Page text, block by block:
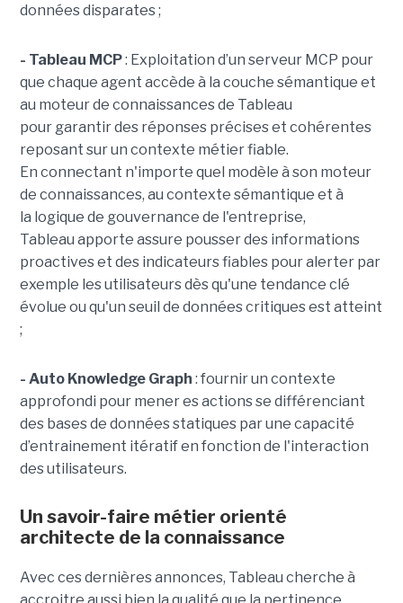
données disparates ;
- Tableau MCP: Exploitation d’un serveur MCP pour
que chaque agent accède à la couche sémantique et
au moteur de connaissances de Tableau
pour garantir des réponses précises et cohérentes
reposant sur un contexte métier fiable.
En connectant n'importe quel modèle à son moteur
de connaissances, au contexte sémantique et à
la logique de gouvernance de l'entreprise,
Tableau apporte assure pousser des informations
proactives et des indicateurs fiables pour alerter par
exemple les utilisateurs dès qu'une tendance clé
évolue ou qu'un seuil de données critiques est atteint
;
- Auto Knowledge Graph : fournir un contexte
approfondi pour mener es actions se différenciant
des bases de données statiques par une capacité
d’entrainement itératif en fonction de l'interaction
des utilisateurs.
Un savoir-faire métier orienté
architecte de la connaissance
Avec ces dernières annonces, Tableau cherche à